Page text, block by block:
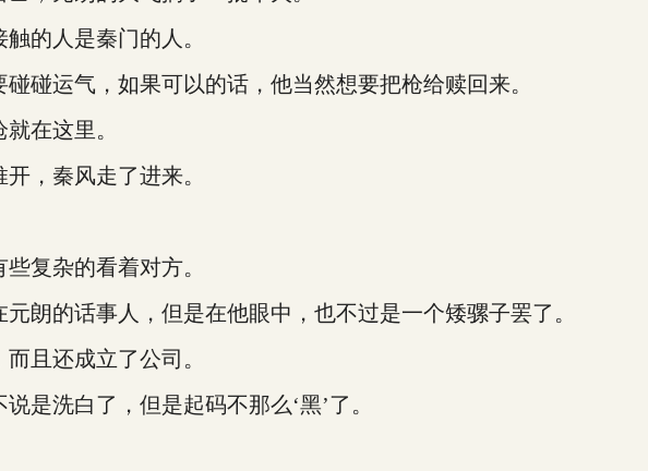
的人是秦门的人。
运气，如果可以的话，他当然想要把枪给赎回来。
在这里。
，秦风走了进来。
复杂的看着对方。
的话事人，但是在他眼中，也不过是一个矮骡子罢了。
且还成立了公司。
洗白了，但是起码不那么‘黑’了。